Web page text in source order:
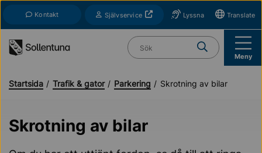
Kontakt SjälvserviceÖppnas i nytt fönsterLyssna Translate
Vad söker du?
Meny
Startsida Trafik & gator Parkering Skrotning av bilar
Skrotning av bilar